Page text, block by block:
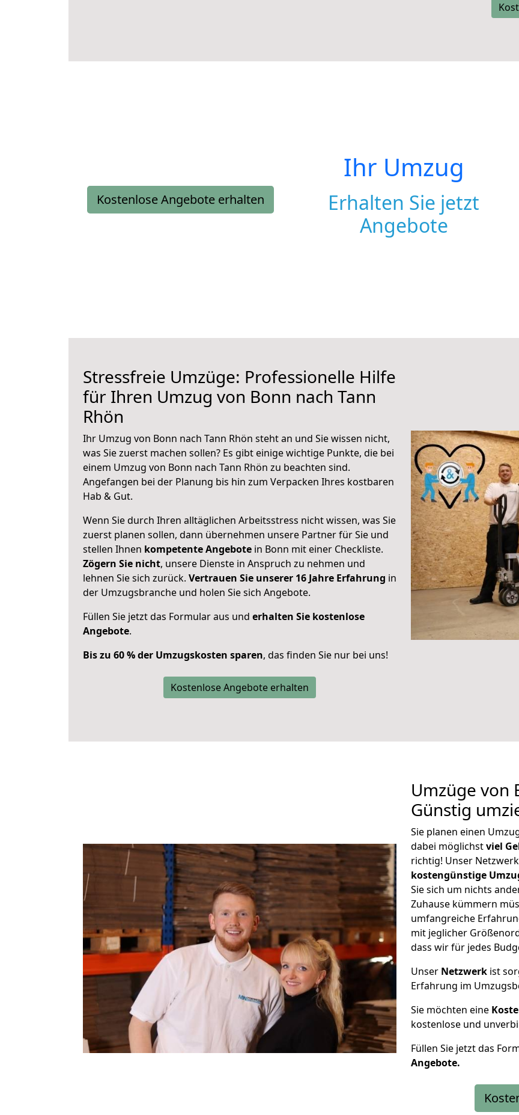
Kostenlose Angebote erhalten
Ihr Umzug
Erhalten Sie jetzt
Angebote
Stressfreie Umzüge: Professionelle Hilfe
für Ihren Umzug von Bonn nach Tann
Rhön
Ihr Umzug von Bonn nach Tann Rhön steht an und Sie wissen nicht,
was Sie zuerst machen sollen? Es gibt einige wichtige Punkte, die bei
einem Umzug von Bonn nach Tann Rhön zu beachten sind.
Angefangen bei der Planung bis hin zum Verpacken Ihres kostbaren
Hab & Gut.
Wenn Sie durch Ihren alltäglichen Arbeitsstress nicht wissen, was Sie
zuerst planen sollen, dann übernehmen unsere Partner für Sie und
stellen Ihnen kompetente Angebote in Bonn mit einer Checkliste.
Zögern Sie nicht, unsere Dienste in Anspruch zu nehmen und
lehnen Sie sich zurück. Vertrauen Sie unserer 16 Jahre Erfahrung in
der Umzugsbranche und holen Sie sich Angebote.
Füllen Sie jetzt das Formular aus und erhalten Sie kostenlose
Angebote.
Bis zu 60 % der Umzugskosten sparen, das finden Sie nur bei uns!
Kostenlose Angebote erhalten
Umzüge von
Günstig
Sie planen einen
dabei möglichstviel
richtig! Unser
kostengünstige
Sie sich um nichts
Zuhause kümmern
umfangreiche
mit jeglicher
dass wir für jedes
Unser Netzwerk ist
Erfahrung im
Sie möchten eine
kostenlose und
Füllen Sie jetzt das
Angebote.